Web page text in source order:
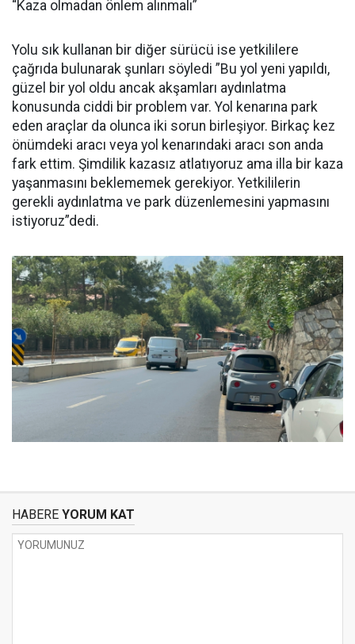
“Kaza olmadan önlem alınmalı”
Yolu sık kullanan bir diğer sürücü ise yetkililere
çağrıda bulunarak şunları söyledi ”Bu yol yeni yapıldı,
güzel bir yol oldu ancak akşamları aydınlatma
konusunda ciddi bir problem var. Yol kenarına park
eden araçlar da olunca iki sorun birleşiyor. Birkaç kez
önümdeki aracı veya yol kenarındaki aracı son anda
fark ettim. Şimdilik kazasız atlatıyoruz ama illa bir kaza
yaşanmasını beklememek gerekiyor. Yetkililerin
gerekli aydınlatma ve park düzenlemesini yapmasını
istiyoruz”dedi.
HABERE YORUM KAT